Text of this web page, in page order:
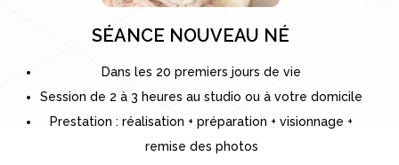
SÉANCE NOUVEAU NÉ
Dans les 20 premiers jours de vie
Session de 2 à 3 heures au studio ou à votre domicile
Prestation : réalisation + préparation + visionnage +
remise des photos